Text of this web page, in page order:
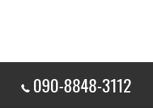
090-8848-3112